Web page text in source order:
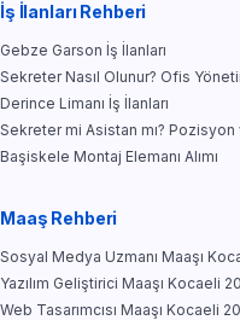
İş İlanları Rehberi
Gebze Garson İş İlanları
Sekreter Nasıl Olunur? Ofis
Derince Limanı İş İlanları
Sekreter mi Asistan mı? Pozisyon
Başiskele Montaj Elemanı Alımı
Maaş Rehberi
Sosyal Medya Uzmanı Maaşı
Yazılım Geliştirici Maaşı Kocaeli
Web Tasarımcısı Maaşı Kocaeli